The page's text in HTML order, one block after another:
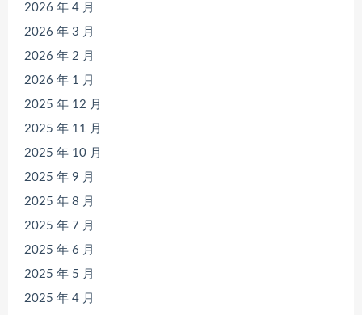
2026 年 4 月
2026 年 3 月
2026 年 2 月
2026 年 1 月
2025 年 12 月
2025 年 11 月
2025 年 10 月
2025 年 9 月
2025 年 8 月
2025 年 7 月
2025 年 6 月
2025 年 5 月
2025 年 4 月